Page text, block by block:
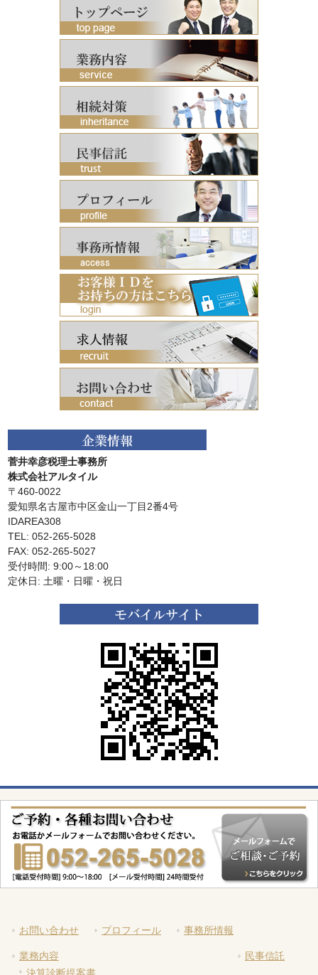
菅井幸彦税理士事務所
株式会社アルタイル
〒460-0022
愛知県名古屋市中区金山一丁目2番4号
IDAREA308
TEL: 052-265-5028
FAX: 052-265-5027
受付時間: 9:00～18:00
定休日: 土曜・日曜・祝日
お問い合わせ プロフィール 事務所情報
業務内容
民事信託